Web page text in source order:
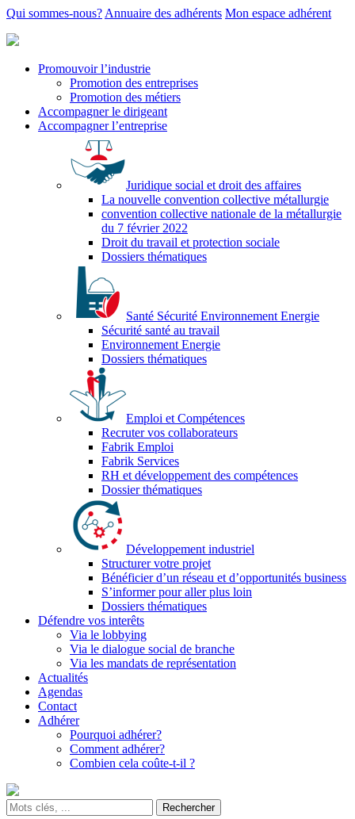
Qui sommes-nous? Annuaire des adhérents Mon espace adhérent
Promouvoir l’industrie
Promotion des entreprises
Promotion des métiers
Accompagner le dirigeant
Accompagner l’entreprise
Juridique social et droit des affaires
La nouvelle convention collective métallurgie
convention collective nationale de la métallurgie
du 7 février 2022
Droit du travail et protection sociale
Dossiers thématiques
Santé Sécurité Environnement Energie
Sécurité santé au travail
Environnement Energie
Dossiers thématiques
Emploi et Compétences
Recruter vos collaborateurs
Fabrik Emploi
Fabrik Services
RH et développement des compétences
Dossier thématiques
Développement industriel
Structurer votre projet
Bénéficier d’un réseau et d’opportunités business
S’informer pour aller plus loin
Dossiers thématiques
Défendre vos interêts
Via le lobbying
Via le dialogue social de branche
Via les mandats de représentation
Actualités
Agendas
Contact
Adhérer
Pourquoi adhérer?
Comment adhérer?
Combien cela coûte-t-il ?